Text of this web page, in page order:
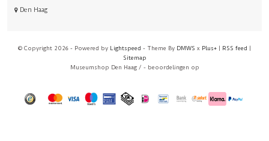
Den Haag
© Copyright 2026 - Powered by Lightspeed - Theme By DMWS x Plus+ | RSS feed |
Sitemap
Museumshop Den Haag / - beoordelingen op